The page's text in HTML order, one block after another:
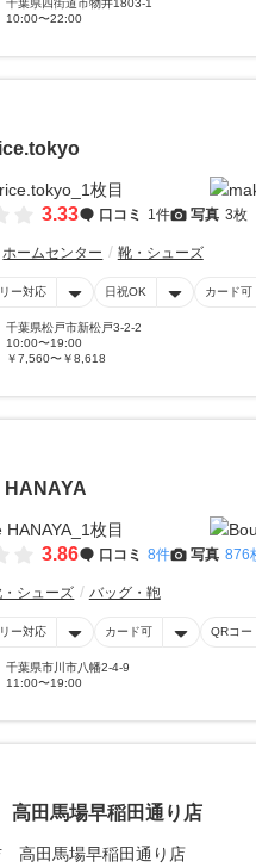
千葉県四街道市物井1803-1
10:00〜22:00
3.33 口コミ 1件 写真 3枚
ホームセンター 靴・シューズ
ー対応 日祝OK カード可
千葉県松戸市新松戸3-2-2
10:00〜19:00
￥7,560〜￥8,618
3.86 口コミ 8件 写真 876
・シューズ バッグ・鞄
ー対応 カード可 QRコー
千葉県市川市八幡2-4-9
11:00〜19:00
田馬場早稲田通り店